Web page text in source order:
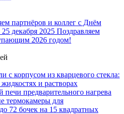
партнёров и коллег с Днём
25 декабря 2025 Поздравляем
2026 годом!
с корпусом из кварцевого стекла:
и растворах
предварительного нагрева
термокамеры для
72 бочек на 15 квадратных